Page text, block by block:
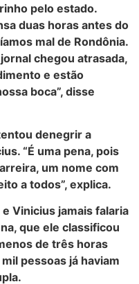
pelo estado.
duas horas antes do
mal de Rondônia.
chegou atrasada,
e estão
boca”, disse
denegrir a
“É uma pena, pois
um nome com
a todos”, explica.
Vinicius jamais falaria
que ele classificou
de três horas
pessoas já haviam